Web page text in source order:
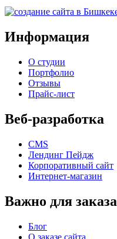
Информация
О студии
Портфолио
Отзывы
Прайс-лист
Веб-разработка
CMS
Лендинг Пейдж
Корпоративный сайт
Интернет-магазин
Важно для заказа
Блог
О заказе сайта